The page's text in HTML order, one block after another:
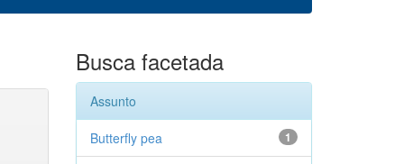
Busca facetada
Assunto
1
Butterfly pea